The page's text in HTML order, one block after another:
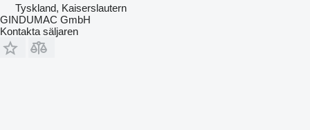
Tyskland, Kaiserslautern
GINDUMAC GmbH
Kontakta säljaren